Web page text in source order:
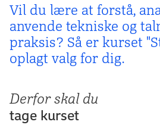
Vil du lære at forstå,
anvende tekniske og
praksis? Så er kurset
oplagt valg for dig.
Derfor skal du
tage kurset